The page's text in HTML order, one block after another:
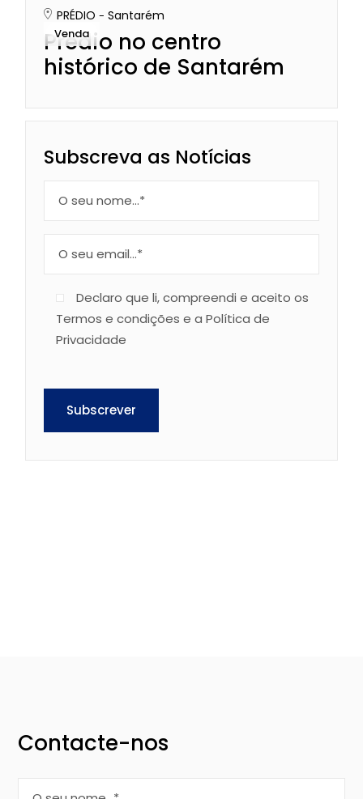
Venda
PRÉDIO Santarém
Prédio no centro
histórico de Santarém
Subscreva as Notícias
Declaro que li, compreendi e aceito os
Termos e condições e a Política de
Privacidade
Subscrever
Contacte-nos